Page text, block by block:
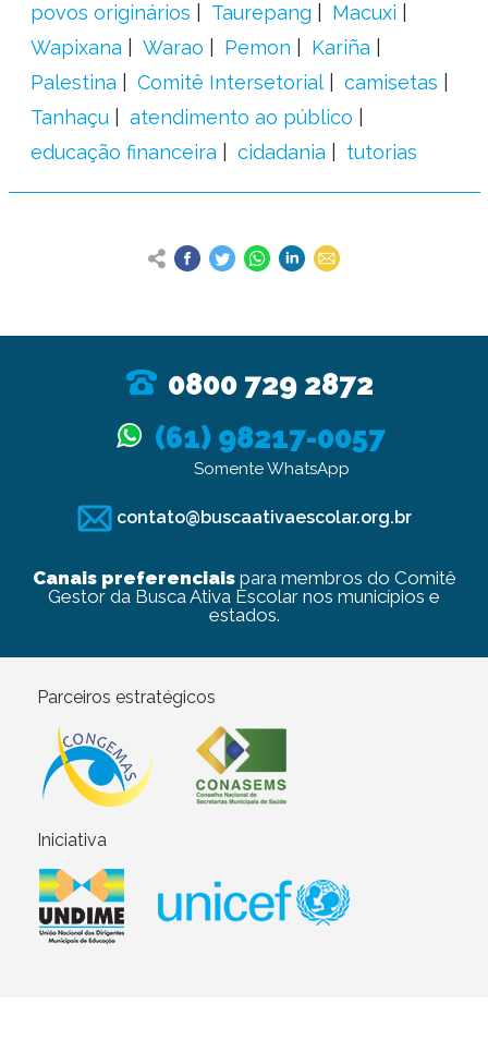
povos originários
Taurepang
Macuxi
Wapixana
Warao Pemon
Kariña
Palestina
Comitê Intersetorial
camisetas
Tanhaçu
atendimento ao público
educação financeira
cidadania tutorias
0800 729 2872
(61) 98217-0057
Somente WhatsApp
contato@buscaativaescolar.org.br
Canais preferenciaispara membros do Comitê
Gestor da Busca Ativa Escolar nos municípios e
estados.
Parceiros estratégicos
Iniciativa